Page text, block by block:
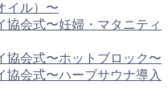
イル）〜
協会式〜妊婦・マタニティ
協会式〜ホットブロック〜
協会式〜ハーブサウナ導入